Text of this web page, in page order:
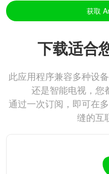
获取
下载适合
此应用程序兼容多种设
还是智能电视，您
通过一次订阅，即可在
缝的互